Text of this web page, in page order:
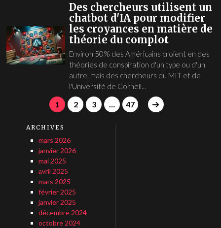
Des chercheurs utilisent un
chatbot d'IA pour modifier
les croyances en matière de
théorie du complot
Environ 50% des Américains croient en des
théories de conspiration d'un type ou d'un
autre, mais des chercheurs du MIT et de
l'Université de Cornell...
1 2 3 … 47
ARCHIVES
mars 2026
janvier 2026
mai 2025
avril 2025
mars 2025
février 2025
janvier 2025
décembre 2024
octobre 2024